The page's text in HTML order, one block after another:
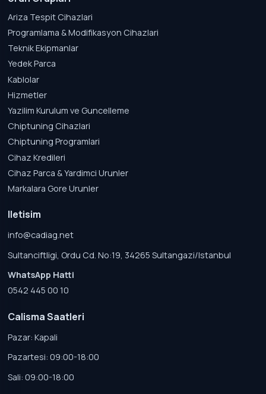
Ariza Tespit Cihazlari
Programlama & Modifikasyon Cihazlari
Teknik Ekipmanlar
Yedek Parca
Kablolar
Hizmetler
Yazilim Kurulum ve Guncelleme
Chiptuning Cihazlari
Chiptuning Programlari
Cihaz Kredileri
Cihaz Parca & Yardimci Urunler
Markalara Gore Urunler
Iletisim
info@cadiag.net
Sultanciftligi, Ordu Cd. No:19, 34265 Sultangazi/Istanbul
WhatsApp Hatti
0542 445 00 10
Calisma Saatleri
Pazar: Kapali
Pazartesi: 09:00-18:00
Sali: 09:00-18:00